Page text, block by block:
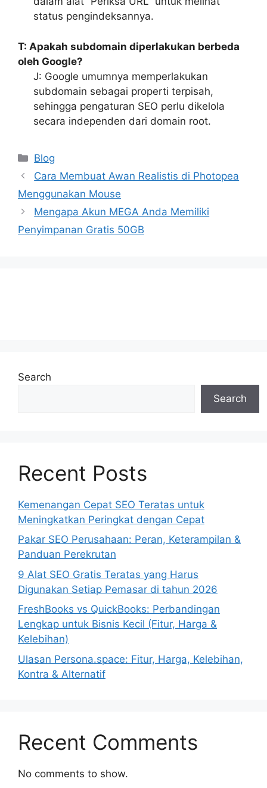
status pengindeksannya.
T: Apakah subdomain diperlakukan berbeda
oleh Google?
J: Google umumnya memperlakukan
subdomain sebagai properti terpisah,
sehingga pengaturan SEO perlu dikelola
secara independen dari domain root.
Categories
Blog
Cara Membuat Awan Realistis di Photopea
Menggunakan Mouse
Mengapa Akun MEGA Anda Memiliki
Penyimpanan Gratis 50GB
Search
Search
Recent Posts
Kemenangan Cepat SEO Teratas untuk
Meningkatkan Peringkat dengan Cepat
Pakar SEO Perusahaan: Peran, Keterampilan &
Panduan Perekrutan
9 Alat SEO Gratis Teratas yang Harus
Digunakan Setiap Pemasar di tahun 2026
FreshBooks vs QuickBooks: Perbandingan
Lengkap untuk Bisnis Kecil (Fitur, Harga &
Kelebihan)
Ulasan Persona.space: Fitur, Harga, Kelebihan,
Kontra & Alternatif
Recent Comments
No comments to show.